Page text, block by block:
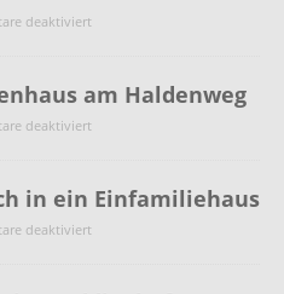
deaktiviert
am Haldenweg
deaktiviert
in ein Einfamiliehaus
deaktiviert